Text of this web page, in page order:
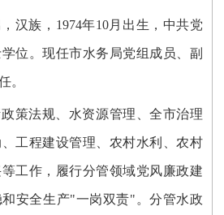
汉族，1974年10月出生，中共党
位。现任市水务局党组成员、副
。
策法规、水资源管理、全市治理
工程建设管理 农村水利、农村
等工作，履行分管领域党风廉政建
安全生产"一岗双责"。分管水政